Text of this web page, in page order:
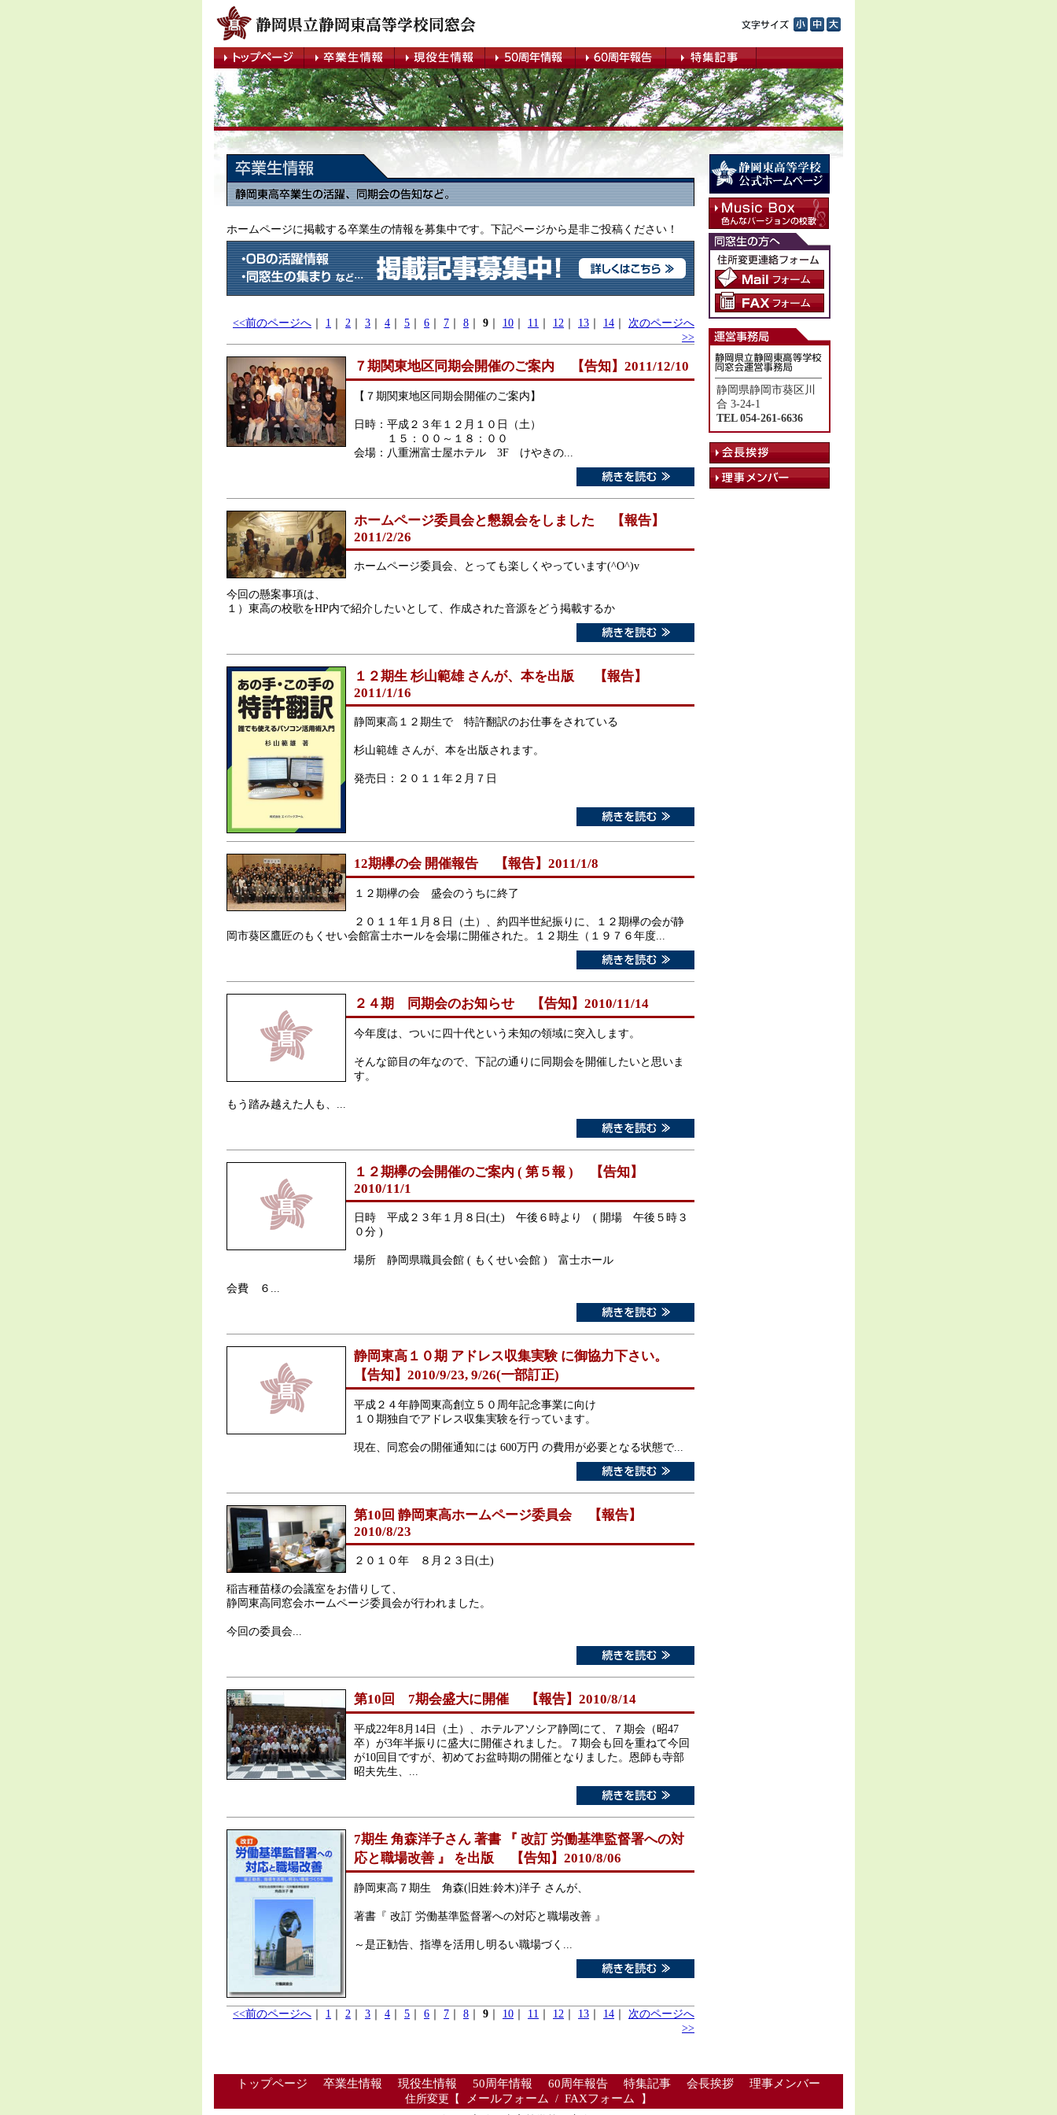
ホームページに掲載する卒業生の情報を募集中です。下記ページから是非ご投稿ください！
<<前のページへ ｜ 1 ｜ 2 ｜ 3 ｜ 4 ｜ 5 ｜ 6 ｜ 7 ｜ 8 ｜ 9 ｜ 10 ｜ 11 ｜ 12 ｜ 13 ｜ 14 ｜ 次のページへ
>>
７期関東地区同期会開催のご案内 【告知】2011/12/10
【７期関東地区同期会開催のご案内】
日時：平成２３年１２月１０日（土）
１５：００～１８：００
会場：八重洲富士屋ホテル 3F けやきの...
ホームページ委員会と懇親会をしました 【報告】
2011/2/26
ホームページ委員会、とっても楽しくやっています(^O^)v
今回の懸案事項は、
１）東高の校歌をHP内で紹介したいとして、作成された音源をどう掲載するか
１２期生 杉山範雄 さんが、本を出版 【報告】
2011/1/16
静岡東高１２期生で 特許翻訳のお仕事をされている
杉山範雄 さんが、本を出版されます。
発売日：２０１１年２月７日
12期欅の会 開催報告 【報告】2011/1/8
１２期欅の会 盛会のうちに終了
２０１１年１月８日（土）、約四半世紀振りに、１２期欅の会が静
岡市葵区鷹匠のもくせい会館富士ホールを会場に開催された。１２期生（１９７６年度...
２４期 同期会のお知らせ 【告知】2010/11/14
今年度は、ついに四十代という未知の領域に突入します。
そんな節目の年なので、下記の通りに同期会を開催したいと思いま
す。
もう踏み越えた人も、...
１２期欅の会開催のご案内 ( 第５報 ) 【告知】
2010/11/1
日時 平成２３年１月８日(土) 午後６時より ( 開場 午後５時３
０分 )
場所 静岡県職員会館 ( もくせい会館 ) 富士ホール
会費 ６...
静岡東高１０期 アドレス収集実験 に御協力下さい。
【告知】2010/9/23, 9/26(一部訂正)
平成２４年静岡東高創立５０周年記念事業に向け
１０期独自でアドレス収集実験を行っています。
現在、同窓会の開催通知には 600万円 の費用が必要となる状態で...
第10回 静岡東高ホームページ委員会 【報告】
2010/8/23
２０１０年 ８月２３日(土)
稲吉種苗様の会議室をお借りして、
静岡東高同窓会ホームページ委員会が行われました。
今回の委員会...
第10回 7期会盛大に開催 【報告】2010/8/14
平成22年8月14日（土）、ホテルアソシア静岡にて、７期会（昭47
卒）が3年半振りに盛大に開催されました。７期会も回を重ねて今回
が10回目ですが、初めてお盆時期の開催となりました。恩師も寺部
昭夫先生、...
7期生 角森洋子さん 著書 『 改訂 労働基準監督署への対
応と職場改善 』 を出版 【告知】2010/8/06
静岡東高７期生 角森(旧姓:鈴木)洋子 さんが、
著書『 改訂 労働基準監督署への対応と職場改善 』
～是正勧告、指導を活用し明るい職場づく...
<<前のページへ ｜ 1 ｜ 2 ｜ 3 ｜ 4 ｜ 5 ｜ 6 ｜ 7 ｜ 8 ｜ 9 ｜ 10 ｜ 11 ｜ 12 ｜ 13 ｜ 14 ｜ 次のページへ
>>
静岡県静岡市葵区川
合 3-24-1
TEL 054-261-6636
トップページ 卒業生情報 現役生情報 50周年情報 60周年報告 特集記事 会長挨拶
理事メンバー
住所変更【
メールフォーム / FAXフォーム
】